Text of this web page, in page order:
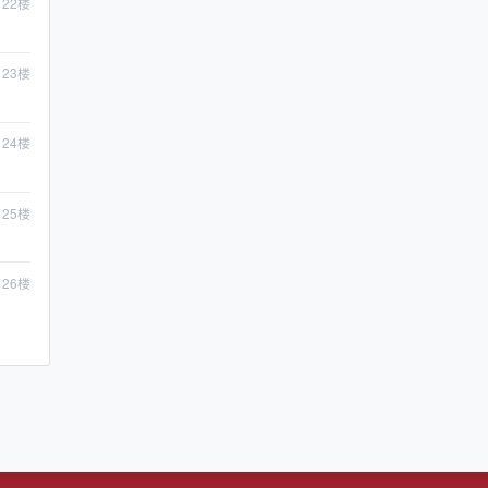
23楼
24楼
25楼
26楼